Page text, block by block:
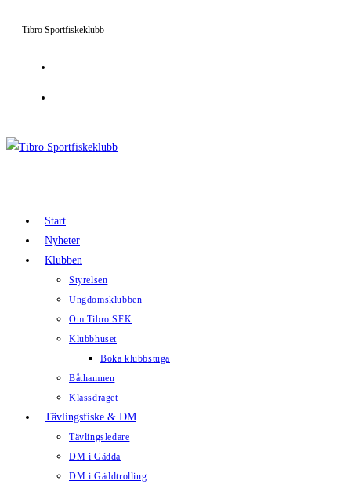
Tibro Sportfiskeklubb
Start
Nyheter
Klubben
Styrelsen
Ungdomsklubben
Om Tibro SFK
Klubbhuset
Boka klubbstuga
Båthamnen
Klassdraget
Tävlingsfiske & DM
Tävlingsledare
DM i Gädda
DM i Gäddtrolling